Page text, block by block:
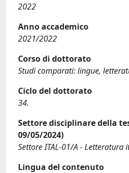
2022
Anno accademico
2021/2022
Corso di dottorato
Studi comparati: lingue,
Ciclo del dottorato
34.
Settore disciplinare della
09/05/2024)
Settore ITAL-01/A - Letteratura
Lingua del contenuto